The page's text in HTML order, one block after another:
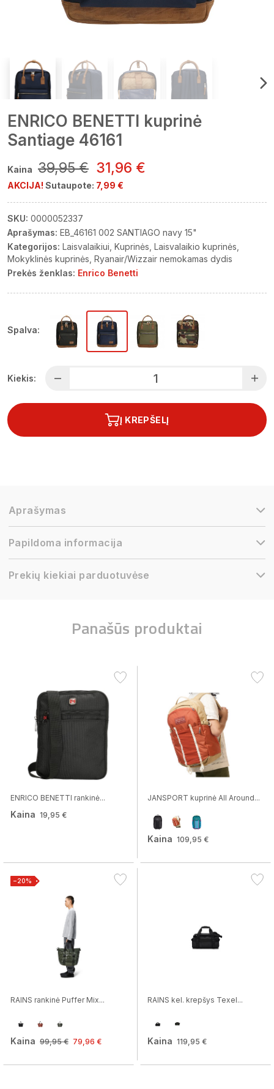
ENRICO BENETTI kuprinė
Santiage 46161
Kaina 39,95 € 31,96 €
AKCIJA! Sutaupote: 7,99 €
SKU: 0000052337
Aprašymas: EB_46161 002 SANTIAGO navy 15"
Kategorijos: Laisvalaikiui Kuprinės Laisvalaikio kuprinės
Mokyklinės kuprinės Ryanair/Wizzair nemokamas dydis
Prekės ženklas: Enrico Benetti
Spalva:
Kiekis:
Į KREPŠELĮ
Aprašymas
Papildoma informacija
Prekių kiekiai parduotuvėse
Panašūs produktai
ENRICO BENETTI rankinė...
Kaina 19,95 €
JANSPORT kuprinė All Around...
Kaina 109,95 €
−20%
RAINS rankinė Puffer Mix...
Kaina 99,95 € 79,96 €
RAINS kel. krepšys Texel...
Kaina 119,95 €